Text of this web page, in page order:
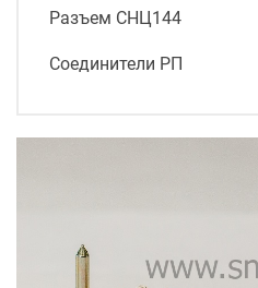
Разъем СНЦ144
Соединители РП